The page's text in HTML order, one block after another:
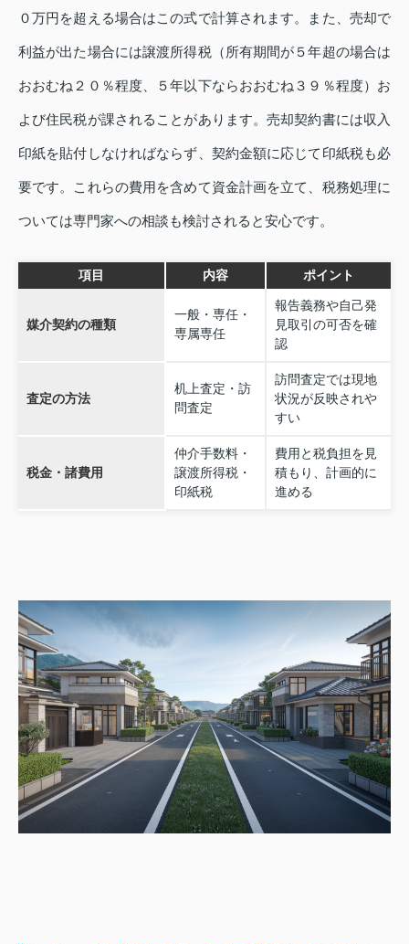
０万円を超える場合はこの式で計算されます。また、売却で
利益が出た場合には譲渡所得税（所有期間が５年超の場合は
おおむね２０％程度、５年以下ならおおむね３９％程度）お
よび住民税が課されることがあります。売却契約書には収入
印紙を貼付しなければならず、契約金額に応じて印紙税も必
要です。これらの費用を含めて資金計画を立て、税務処理に
ついては専門家への相談も検討されると安心です。
項目 内容 ポイント
媒介契約の種類
一般・専任・
専属専任
報告義務や自己発
見取引の可否を確
認
査定の方法
机上査定・訪
問査定
訪問査定では現地
状況が反映されや
すい
税金・諸費用
仲介手数料・
譲渡所得税・
印紙税
費用と税負担を見
積もり、計画的に
進める